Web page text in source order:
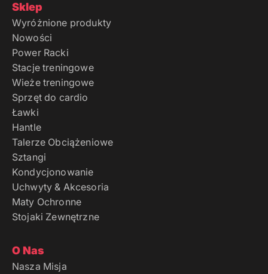
Sklep
Wyróżnione produkty
Nowości
Power Racki
Stacje treningowe
Wieże treningowe
Sprzęt do cardio
Ławki
Hantle
Talerze Obciążeniowe
Sztangi
Kondycjonowanie
Uchwyty & Akcesoria
Maty Ochronne
Stojaki Zewnętrzne
O Nas
Nasza Misja